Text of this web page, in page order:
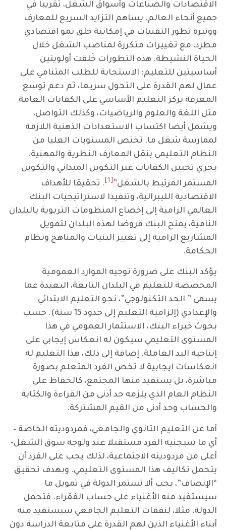
الاقتصادات والصناعات وأسواق الشغل، تقريبا في
جميع أنحاء العالم. يساهم التزايد السريع للمعارف
ووتيرة تطور التقنيات في إمكانية خلق نمو اقتصادي
مطرد، مع تغييرات متكررة لمناصب الشغل خلال
الحياة النشيطة. هذه التطورات خَلقت أولويتين
أساسيتين للتعليم: الاستجابة للطلب المتنامي على
عمال لهم القدرة على التحول سريعا، ثم دعم توسع
المعرفة يركز التعليم الأساسي على الكفايات العامة
مثل اللغة والعلوم والرياضيات، وكذلك التواصل،
ويشمل أيضا اكتساب الاستعدادات الذهنية اللازمة
لممارسة شغل ما. تختص المستويات العليا من
النظام التعليمي بنقل المعارف النظرية والمهنية.
يجري تحيين الكفايات عبر التكوين الميداني والتكوين
المستمر المرتبط بالشغل” [1]
. تحقيقا للأهداف
الاقتصادية الليبرالية، وتنفيذا لاستراتيجيات البنك
العالمي الرامية إلى إخضاع المنظومات التربوية بالبلدان
النامية، يمنح البنك قروضا لهذه البلدان لتمويل
المشاريع الرامية إلى تغيير البنيات والمناهج ونظام
الحكامة.
يؤكد البنك على ضرورة توجيه الموارد العمومية
المخصصة للتعليم في البلدان التابعة، البعيدة عما
يسمى ” الحد التكنولوجي”، نحو التعليم الابتدائي
والإعدادي (إلزامية التعليم إلى حدود 15 سنة). حسب
بحوث خبراء البنك، الاستثمار العمومي في هذا
المستوى التعليمي سيكون له انعكاس إيجابي على
إنتاجية اليد العاملة. إضافة إلى ذلك، هذا التعليم له
انعكاسات ايجابية لا تخص الفرد المتعلم بصورة
مباشرة، بل يستفيد منها المجتمع، كالحفاظ على
النظام العام الذي يلزمه حد أدنى من القراءة والكتابة
والحساب وحد أدنى من القيم المشتركة.
أما عن التعليم الثانوي والجامعي، فمردوديته الخاصة –
أي ما سيجنيه الفرد مستقبلا عند ولوجه سوق الشغل-
أعلى من مردوديته الاجتماعية، لذلك يجب على الفرد أن
يتحمل تكاليف هذا المستوى التعليمي. وبهدف تحقيق
“الإنصاف”، يجب ألا تستمر الدولة في تمويل ما
سيستفيد منه الأغنياء على حساب الفقراء. فتحمل
الدولة، مثلا، لنفقات التعليم الجامعي سيستفيد منه
أبناء الأغنياء الذين لهم القدرة على متابعة الدراسة دون